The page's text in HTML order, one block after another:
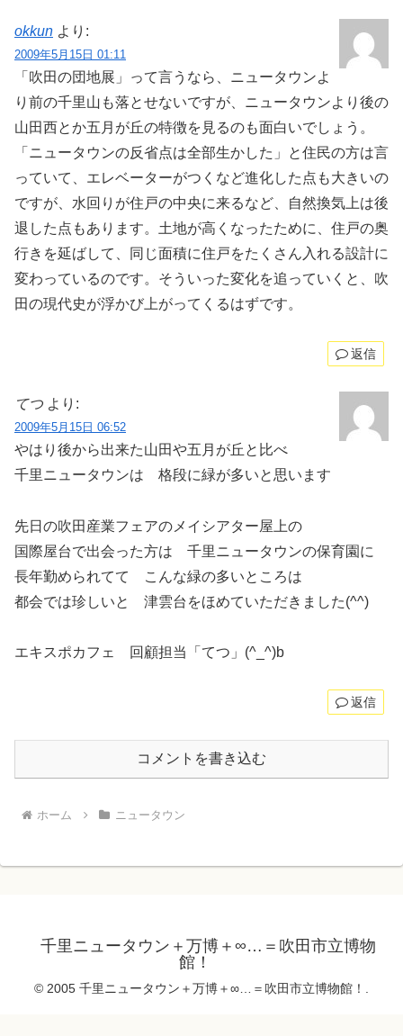
okkun より:
2009年5月15日 01:11
「吹田の団地展」って言うなら、ニュータウンよ
り前の千里山も落とせないですが、ニュータウンより後の
山田西とか五月が丘の特徴を見るのも面白いでしょう。
「ニュータウンの反省点は全部生かした」と住民の方は言
っていて、エレベーターがつくなど進化した点も大きいの
ですが、水回りが住戸の中央に来るなど、自然換気上は後
退した点もあります。土地が高くなったために、住戸の奥
行きを延ばして、同じ面積に住戸をたくさん入れる設計に
変わっているのです。そういった変化を追っていくと、吹
田の現代史が浮かび上がってくるはずです。
返信
てつ より:
2009年5月15日 06:52
やはり後から出来た山田や五月が丘と比べ
千里ニュータウンは 格段に緑が多いと思います
先日の吹田産業フェアのメイシアター屋上の
国際屋台で出会った方は 千里ニュータウンの保育園に
長年勤められてて こんな緑の多いところは
都会では珍しいと 津雲台をほめていただきました(^^)
エキスポカフェ 回顧担当「てつ」(^_^)b
返信
コメントを書き込む
ホーム ニュータウン
千里ニュータウン＋万博＋∞…＝吹田市立博物
館！
© 2005 千里ニュータウン＋万博＋∞…＝吹田市立博物館！.